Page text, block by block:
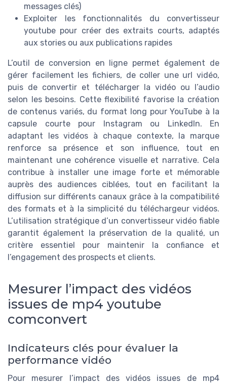
messages clés)
Exploiter les fonctionnalités du convertisseur
youtube pour créer des extraits courts, adaptés
aux stories ou aux publications rapides
L’outil de conversion en ligne permet également de
gérer facilement les fichiers, de coller une url vidéo,
puis de convertir et télécharger la vidéo ou l’audio
selon les besoins. Cette flexibilité favorise la création
de contenus variés, du format long pour YouTube à la
capsule courte pour Instagram ou LinkedIn. En
adaptant les vidéos à chaque contexte, la marque
renforce sa présence et son influence, tout en
maintenant une cohérence visuelle et narrative. Cela
contribue à installer une image forte et mémorable
auprès des audiences ciblées, tout en facilitant la
diffusion sur différents canaux grâce à la compatibilité
des formats et à la simplicité du téléchargeur vidéos.
L’utilisation stratégique d’un convertisseur vidéo fiable
garantit également la préservation de la qualité, un
critère essentiel pour maintenir la confiance et
l’engagement des prospects et clients.
Mesurer l’impact des vidéos
issues de mp4 youtube
comconvert
Indicateurs clés pour évaluer la
performance vidéo
Pour mesurer l’impact des vidéos issues de mp4